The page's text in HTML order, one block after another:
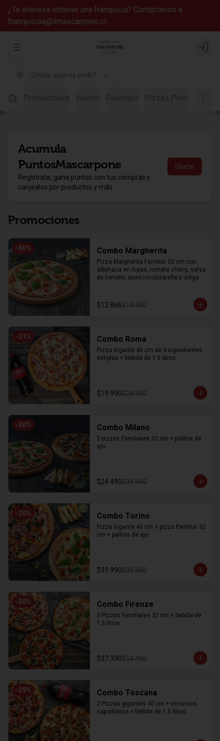
¿Te interesa obtener una franquicia? Contáctanos a
franquicias@ilmascarpone.cl
Abrir menu de navegación Login
¿Dónde quieres pedir?
Promociones Nuevo! Favoritos Pizzas Premium
Acumula
PuntosMascarpone
Regístrate, gana puntos con tus compras y
canjealos por productos y más
Únete
Promociones
-30% Combo Margherita
Pizza Margherita Familiar 32 cm con
albahaca en hojas, tomate cherry, salsa
de tomate, queso mozzarella y orégano
$12.866$18.380
-31 % Combo Roma
Pizza Gigante 40 cm de 3 ingredientes
simples + bebida de 1.5 litros.
$19.990$28.850
-30% Combo Milano
2 pizzas Familiares 32 cm + palitos de
ajo.
$24.490$34.990
-20% Combo Torino
Pizza Gigante 40 cm + pizza Familiar 32
cm + palitos de ajo
$31.990$39.990
-30% Combo Firenze
3 Pizzas Familiares 32 cm + bebida de
1.5 litros.
$37.390$53.460
-29% Combo Toscana
2 Pizzas gigantes 40 cm + tricornios
napolitanos + bebida de 1.5 litros.